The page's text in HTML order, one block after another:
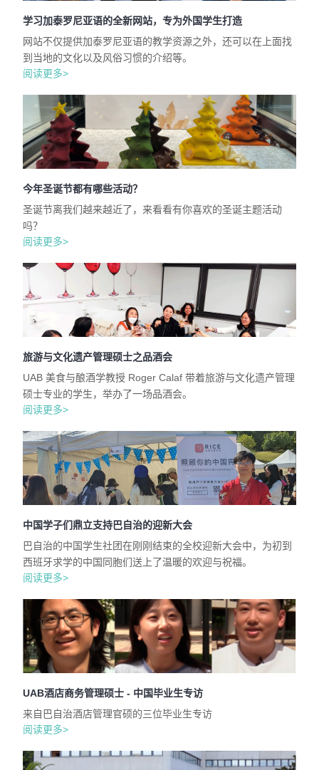
学习加泰罗尼亚语的全新网站，专为外国学生打造
网站不仅提供加泰罗尼亚语的教学资源之外，还可以在上面找
到当地的文化以及风俗习惯的介绍等。
阅读更多>
今年圣诞节都有哪些活动？
圣诞节离我们越来越近了，来看看有你喜欢的圣诞主题活动
吗？
阅读更多>
旅游与文化遗产管理硕士之品酒会
UAB 美食与酿酒学教授 Roger Calaf 带着旅游与文化遗产管理
硕士专业的学生，举办了一场品酒会。
阅读更多>
中国学子们鼎立支持巴自治的迎新大会
巴自治的中国学生社团在刚刚结束的全校迎新大会中，为初到
西班牙求学的中国同胞们送上了温暖的欢迎与祝福。
阅读更多>
UAB酒店商务管理硕士 - 中国毕业生专访
来自巴自治酒店管理官硕的三位毕业生专访
阅读更多>